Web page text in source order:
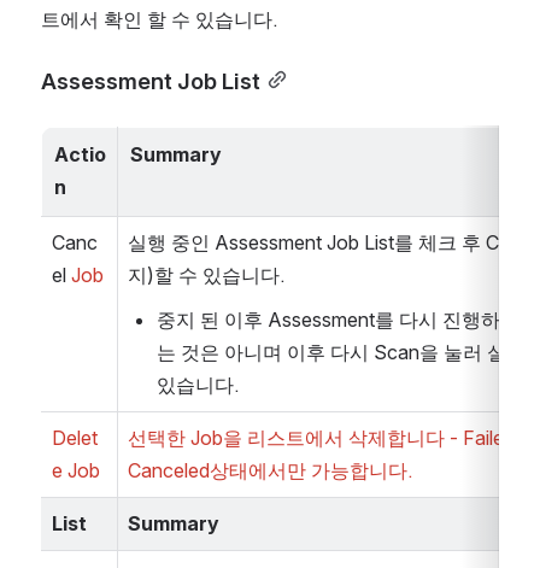
트에서 확인 할 수 있습니다.
Assessment Job List
Actio
n
Summary
Canc
el Job
실행 중인 Assessment Job List를 체크 후
지)할 수 있습니다.
중지 된 이후 Assessment를 다시 진행하지
는 것은 아니며 이후 다시 Scan을 눌러 실행
있습니다.
Delet
e Job
선택한 Job을 리스트에서 삭제합니다 - Failed,
Canceled상태에서만 가능합니다.
List Summary